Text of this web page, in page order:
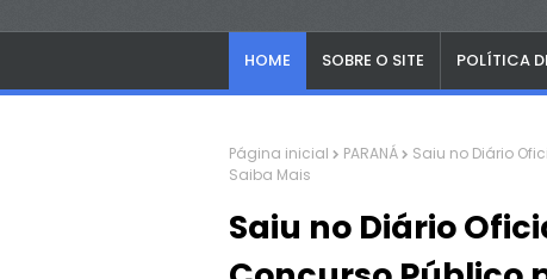
HOME SOBRE O SITE POLÍTICA
Página inicial PARANÁ
Saiu no Diário
Saiba Mais
Saiu no Diário